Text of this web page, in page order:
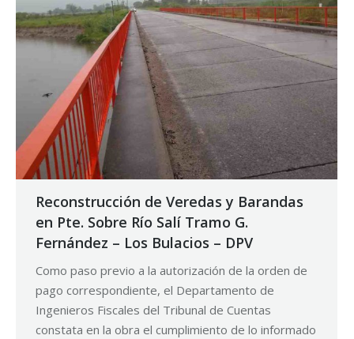
Reconstrucción de Veredas y Barandas
en Pte. Sobre Río Salí Tramo G.
Fernández – Los Bulacios – DPV
Como paso previo a la autorización de la orden de
pago correspondiente, el Departamento de
Ingenieros Fiscales del Tribunal de Cuentas
constata en la obra el cumplimiento de lo informado